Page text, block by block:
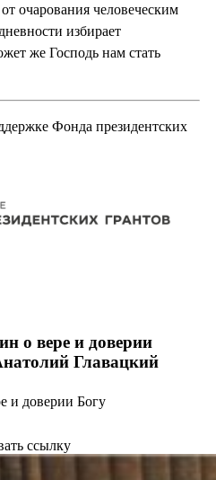
очарования человеческим
избирает
же Господь нам стать
Фонда президентских
о вере и доверии
Главацкий
и доверии Богу